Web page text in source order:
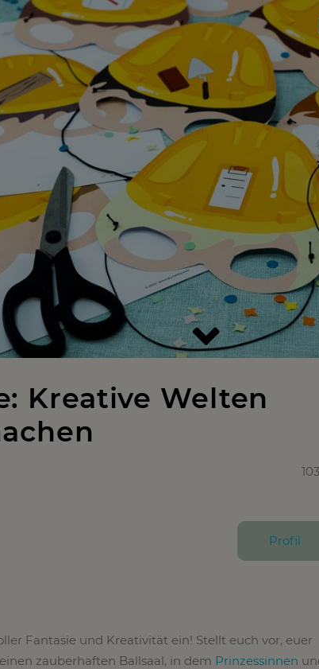
Kreative Welten
103
Profil
Fantasie und Kreativität ein! Stellt euch vor, euer
zauberhaften Ballsaal, in dem Prinzessinnen